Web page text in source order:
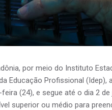
por meio do Instituto
Educação Profissional (Idep),
(24), e segue até o dia 2 de
superior ou médio para